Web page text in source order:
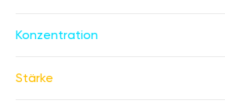
Konzentration
Stärke